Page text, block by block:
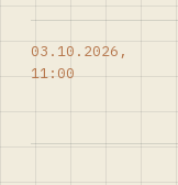
03.10.2026,
11:00